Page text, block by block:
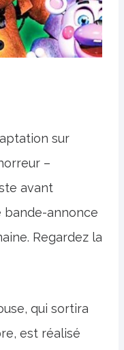
sur
–
avant
bande-annonce
Regardez la
qui sortira
est réalisé